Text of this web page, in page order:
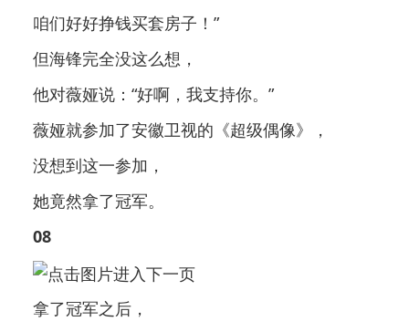
咱们好好挣钱买套房子！”
但海锋完全没这么想，
他对薇娅说：“好啊，我支持你。”
薇娅就参加了安徽卫视的《超级偶像》，
没想到这一参加，
她竟然拿了冠军。
08
拿了冠军之后，